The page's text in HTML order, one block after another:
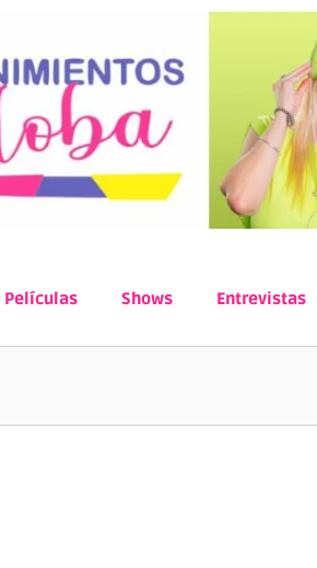
Películas Shows Entrevistas